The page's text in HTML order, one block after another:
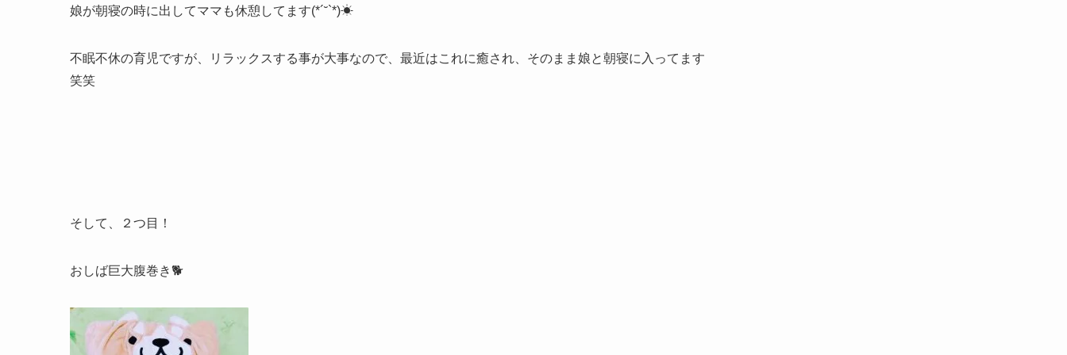
娘が朝寝の時に出してママも休憩してます(*´˘`*)☀︎
不眠不休の育児ですが、リラックスする事が大事なので、最近はこれに癒され、そのまま娘と朝寝に入ってます
笑笑
そして、２つ目！
おしば巨大腹巻き🐕